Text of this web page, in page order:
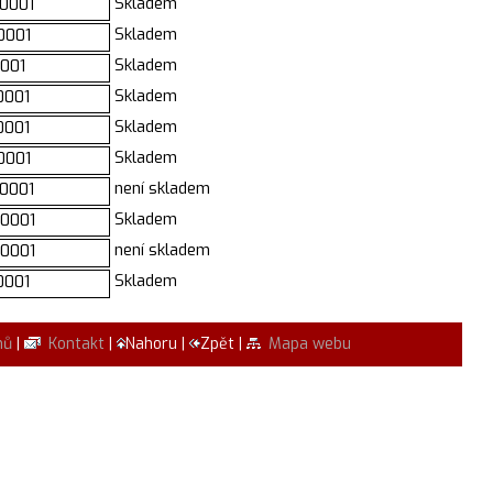
Skladem
Skladem
Skladem
Skladem
Skladem
není skladem
Skladem
není skladem
Skladem
Mapa webu
Zpět |
Nahoru |
Kontakt |
|